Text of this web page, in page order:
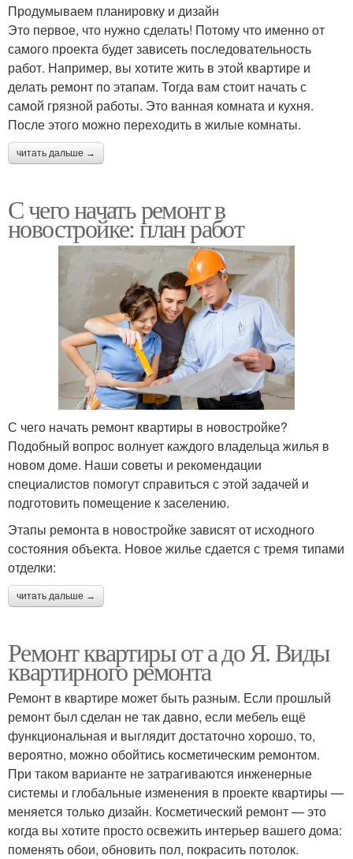
Продумываем планировку и дизайн
Это первое, что нужно сделать! Потому что именно от
самого проекта будет зависеть последовательность
работ. Например, вы хотите жить в этой квартире и
делать ремонт по этапам. Тогда вам стоит начать с
самой грязной работы. Это ванная комната и кухня.
После этого можно переходить в жилые комнаты.
читать дальше →
С чего начать ремонт в
новостройке: план работ
С чего начать ремонт квартиры в новостройке?
Подобный вопрос волнует каждого владельца жилья в
новом доме. Наши советы и рекомендации
специалистов помогут справиться с этой задачей и
подготовить помещение к заселению.
Этапы ремонта в новостройке зависят от исходного
состояния объекта. Новое жилье сдается с тремя типами
отделки:
читать дальше →
Ремонт квартиры от а до Я. Виды
квартирного ремонта
Ремонт в квартире может быть разным. Если прошлый
ремонт был сделан не так давно, если мебель ещё
функциональная и выглядит достаточно хорошо, то,
вероятно, можно обойтись косметическим ремонтом.
При таком варианте не затрагиваются инженерные
системы и глобальные изменения в проекте квартиры —
меняется только дизайн. Косметический ремонт — это
когда вы хотите просто освежить интерьер вашего дома:
поменять обои, обновить пол, покрасить потолок.